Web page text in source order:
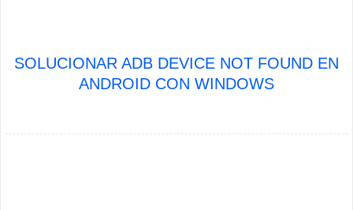
SOLUCIONAR ADB DEVICE NOT FOUND EN
ANDROID CON WINDOWS